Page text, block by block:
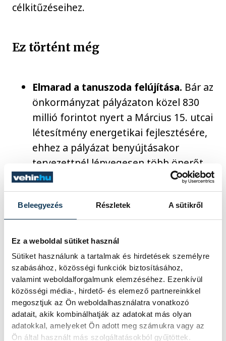
Beleegyezés Részletek A sütikről
Ez a weboldal sütiket használ
Sütiket használunk a tartalmak és hirdetések személyre
szabásához, közösségi funkciók biztosításához,
valamint weboldalforgalmunk elemzéséhez. Ezenkívül
közösségi média-, hirdető- és elemező partnereinkkel
megosztjuk az Ön weboldalhasználatra vonatkozó
adatait, akik kombinálhatják az adatokat más olyan
adatokkal, amelyeket Ön adott meg számukra vagy az
Ön által használt más szolgáltatásokból gyűjtöttek.
célkitűzéseihez.
Ez történt még
Elmarad a tanuszoda felújítása. Bár az
önkormányzat pályázaton közel 830
millió forintot nyert a Március 15. utcai
létesítmény energetikai fejlesztésére,
ehhez a pályázat benyújtásakor
tervezettnél lényegesen több önerőt
kellene biztosítani, ami jelenleg nem
áll a város rendelkezésére.Brányi
Mária alpolgármester
elmondta: a
jelenlegi műszaki felszereltséggel a
tanuszoda működtetése hosszú távon
nem lesz lehetséges, keresik azokat a
pénzügyi forrásokat, amelyek révén
fejleszteni lehet a létesítményt.Porga
Gyula polgármesterhozzátette,
mindent elkövetnek annak érdekében,
hogy az új sportuszoda mellett a